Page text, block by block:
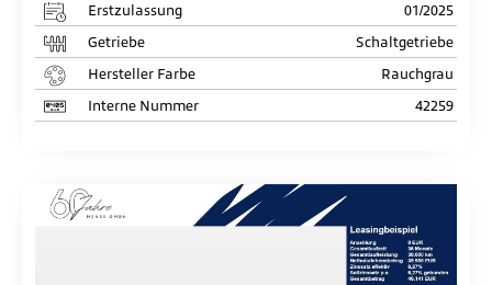
Erstzulassung
01/2025
Getriebe
Schaltgetriebe
Hersteller Farbe
Rauchgrau
Interne Nummer
42259